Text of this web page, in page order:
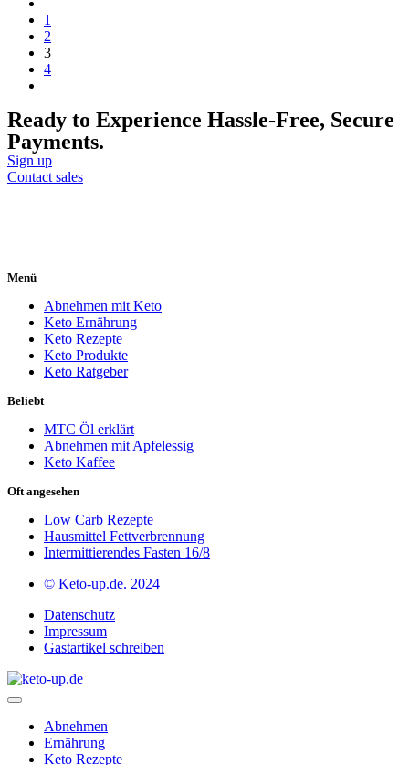
1
2
3
4
Ready to Experience Hassle-Free, Secure
Payments.
Sign up
Contact sales
Menü
Abnehmen mit Keto
Keto Ernährung
Keto Rezepte
Keto Produkte
Keto Ratgeber
Beliebt
MTC Öl erklärt
Abnehmen mit Apfelessig
Keto Kaffee
Oft angesehen
Low Carb Rezepte
Hausmittel Fettverbrennung
Intermittierendes Fasten 16/8
© Keto-up.de. 2024
Datenschutz
Impressum
Gastartikel schreiben
Abnehmen
Ernährung
Keto Rezepte